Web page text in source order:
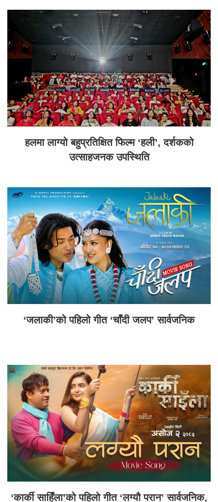
हलमा लाग्यो बहुप्रतिक्षित फिल्म ‘हली’, दर्शकको
उत्साहजनक उपस्थिति
‘जलाकी’को पहिलो गीत ‘चाँदी जलप’ सार्वजनिक
‘कार्की साहिँला’को पहिलो गीत ‘लग्यौ परान’ सार्वजनिक,